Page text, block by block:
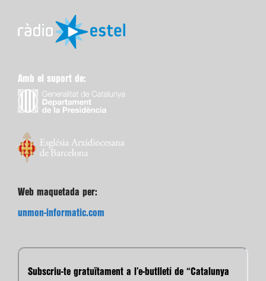
Amb el suport de:
Web maquetada per:
unmon-informatic.com
Subscriu-te gratuïtament a l’e-butlletí de “Catalunya